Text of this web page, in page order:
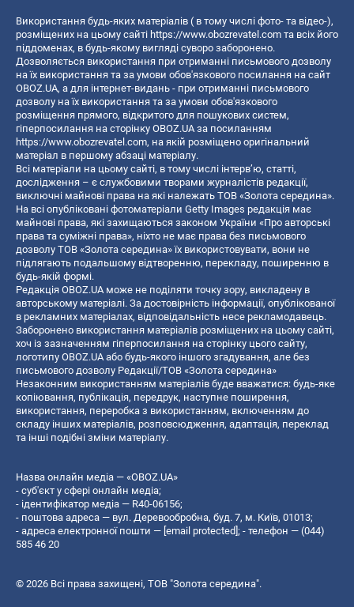
Використання будь-яких матеріалів ( в тому числі фото- та відео-),
розміщених на цьому сайті https://www.obozrevatel.com та всіх його
піддоменах, в будь-якому вигляді суворо заборонено.
Дозволяється використання при отриманні письмового дозволу
на їх використання та за умови обов'язкового посилання на сайт
OBOZ.UA, а для інтернет-видань - при отриманні письмового
дозволу на їх використання та за умови обов'язкового
розміщення прямого, відкритого для пошукових систем,
гіперпосилання на сторінку OBOZ.UA за посиланням
https://www.obozrevatel.com, на якій розміщено оригінальний
матеріал в першому абзаці матеріалу.
Всі матеріали на цьому сайті, в тому числі інтерв’ю, статті,
дослідження – є службовими творами журналістів редакції,
виключні майнові права на які належать ТОВ «Золота середина».
На всі опубліковані фотоматеріали Getty Images редакція має
майнові права, які захищаються законом України «Про авторські
права та суміжні права», ніхто не має права без письмового
дозволу ТОВ «Золота середина» їх використовувати, вони не
підлягають подальшому відтворенню, перекладу, поширенню в
будь-якій формі.
Редакція OBOZ.UA може не поділяти точку зору, викладену в
авторському матеріалі. За достовірність інформації, опублікованої
в рекламних матеріалах, відповідальність несе рекламодавець.
Заборонено використання матеріалів розміщених на цьому сайті,
хоч із зазначенням гіперпосилання на сторінку цього сайту,
логотипу OBOZ.UA або будь-якого іншого згадування, але без
письмового дозволу Редакції/ТОВ «Золота середина»
Незаконним використанням матеріалів буде вважатися: будь-яке
копiювання, публiкацiя, передрук, наступне поширення,
використання, переробка з використанням, включенням до
складу інших матеріалів, розповсюдження, адаптація, переклад
та інші подібні зміни матеріалу.
Назва онлайн медіа — «OBOZ.UA»
- суб'єкт у сфері онлайн медіа;
- ідентифікатор медіа — R40-06156;
- поштова адреса — вул. Деревообробна, буд. 7, м. Київ, 01013;
- адреса електронної пошти — [email protected] ; - телефон — (044)
585 46 20
© 2026 Всі права захищені, ТОВ "Золота середина".